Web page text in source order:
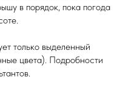
в порядок, пока погода
только выделенный
цвета). Подробности